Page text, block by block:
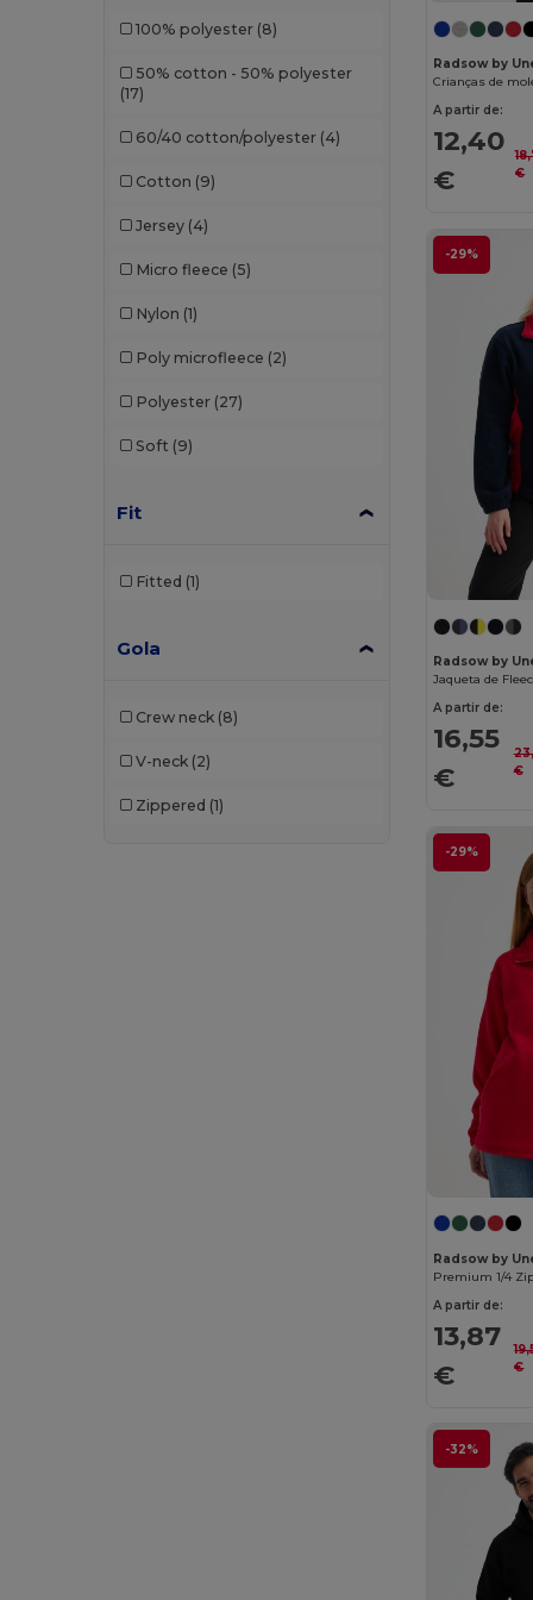
Herock (6)
iDeal Basic Brand (5)
Jack&Jones (3)
Just Cool
K-up (1)
Kariban
Kariban Premium (12)
Larkwood (1)
Lee (1)
Malfini
Mustaghata
100% polyester (8)
50% cotton - 50% polyester
(17)
60/40 cotton/polyester (4)
Cotton (9)
Jersey (4)
Micro fleece (5)
Nylon (1)
Poly microfleece (2)
Polyester (27)
Soft (9)
Fit
Fitted (1)
Gola
Crew neck (8)
V-neck (2)
Zippered (1)
Radsow by
A partir de:
12,40
€
€
-29%
Radsow by
Jaqueta de
A partir de:
16,55
€
€
-29%
Radsow by
Premium 1/4
A partir de:
13,87
€
€
-32%